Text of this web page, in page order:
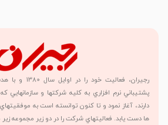
رجیران،
پشتيباني نرم افزاري به کليه شرکتها و سازمانهايي
دارند، آغاز نمود و تا کنون توانسته است به
ها دست يابد. فعاليتهاي شرکت را در دو زير مجموعه